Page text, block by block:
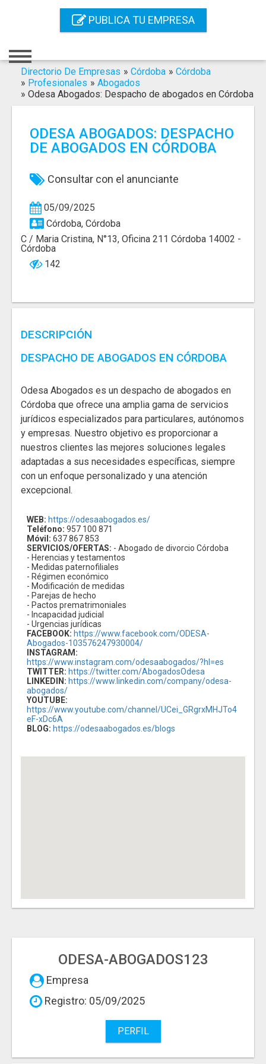
PUBLICA TU EMPRESA
Registro
Contacto
Servicios SEO
Publica Tu Empresa
Buscar
Directorio De Empresas » Córdoba » Córdoba
» Profesionales » Abogados
» Odesa Abogados: Despacho de abogados en Córdoba
ODESA ABOGADOS: DESPACHO
DE ABOGADOS EN CÓRDOBA
Consultar con el anunciante
05/09/2025
Córdoba, Córdoba
C / Maria Cristina, N°13, Oficina 211 Córdoba 14002 -
Córdoba
142
DESCRIPCIÓN
DESPACHO DE ABOGADOS EN CÓRDOBA
Odesa Abogados es un despacho de abogados en
Córdoba que ofrece una amplia gama de servicios
jurídicos especializados para particulares, autónomos
y empresas. Nuestro objetivo es proporcionar a
nuestros clientes las mejores soluciones legales
adaptadas a sus necesidades específicas, siempre
con un enfoque personalizado y una atención
excepcional.
WEB: https://odesaabogados.es/
Teléfono: 957 100 871
Móvil: 637 867 853
SERVICIOS/OFERTAS: - Abogado de divorcio Córdoba
- Herencias y testamentos
- Medidas paternofiliales
- Régimen económico
- Modificación de medidas
- Parejas de hecho
- Pactos prematrimoniales
- Incapacidad judicial
- Urgencias jurídicas
FACEBOOK: https://www.facebook.com/ODESA-
Abogados-103576247930004/
INSTAGRAM:
https://www.instagram.com/odesaabogados/?hl=es
TWITTER: https://twitter.com/AbogadosOdesa
LINKEDIN: https://www.linkedin.com/company/odesa-
abogados/
YOUTUBE:
https://www.youtube.com/channel/UCei_GRgrxMHJTo4
eF-xDc6A
BLOG: https://odesaabogados.es/blogs
ODESA-ABOGADOS123
Empresa
Registro: 05/09/2025
PERFIL